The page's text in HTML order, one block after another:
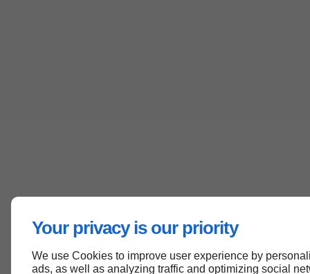
Your privacy is our priority
We use Cookies to improve user experience by
ads, as well as analyzing traffic and optimizing social